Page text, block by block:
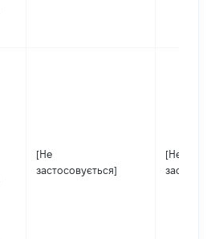
[Не
застосовується]
[Не